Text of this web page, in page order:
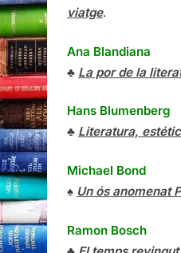
viatge.
Ana Blandiana
♣ La por de la
Hans Blumenberg
♣ Literatura,
Michael Bond
♠ Un ós anomenat
Ramon Bosch